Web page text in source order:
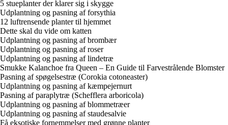
5 stueplanter der klarer sig i skygge
Udplantning og pasning af forsythia
12 luftrensende planter til hjemmet
Dette skal du vide om katten
Udplantning og pasning af brombær
Udplantning og pasning af roser
Udplantning og pasning af lindetræ
Smukke Kalanchoe fra Queen – En Guide til Farvestrålende Blomster
Pasning af spøgelsestræ (Corokia cotoneaster)
Udplantning og pasning af kæmpejernurt
Pasning af paraplytræ (Schefflera arboricola)
Udplantning og pasning af blommetræer
Udplantning og pasning af staudesalvie
Få eksotiske fornemmelser med grønne planter